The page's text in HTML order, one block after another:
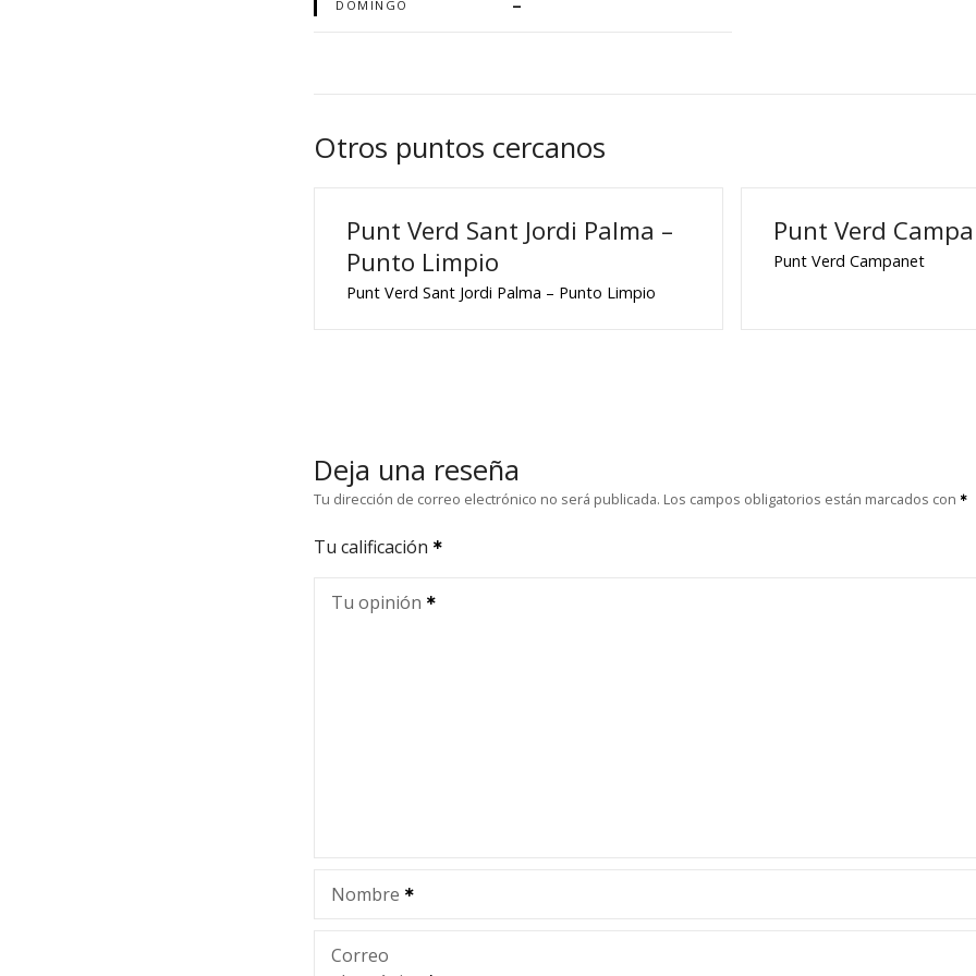
DOMINGO –
Otros puntos cercanos
Punt Verd Sant Jordi Palma –
Punto Limpio
Punt Verd Sant Jordi Palma – Punto Limpio
Punt Verd
Punt Verd Campanet
Deja una reseña
Tu dirección de correo electrónico no será publicada. Los campos obligatorios están marcados con
Tu calificación
Tu opinión
Nombre
Correo